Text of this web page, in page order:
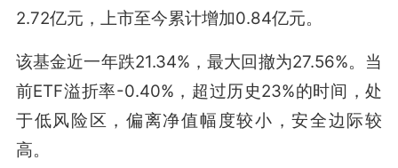
2.72亿元，上市至今累计增加0.84亿元。
该基金近一年跌21.34%，最大回撤为27.56%。当
前ETF溢折率-0.40%，超过历史23%的时间，处
于低风险区，偏离净值幅度较小，安全边际较
高。